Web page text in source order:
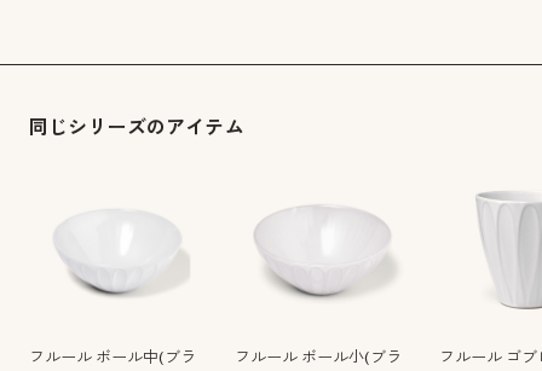
同じシリーズのアイテム
フルール ボール中(ブラ フルール ボール小(ブラ フルール ゴブ